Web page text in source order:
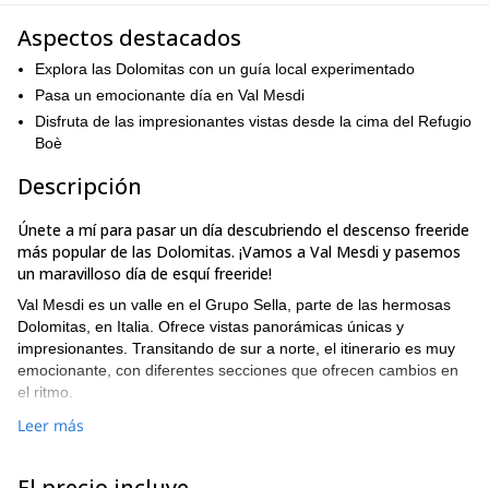
Aspectos destacados
Explora las Dolomitas con un guía local experimentado
Pasa un emocionante día en Val Mesdi
Disfruta de las impresionantes vistas desde la cima del Refugio
Boè
Descripción
Únete a mí para pasar un día descubriendo el descenso freeride
más popular de las Dolomitas. ¡Vamos a Val Mesdi y pasemos
un maravilloso día de esquí freeride!
Val Mesdi es un valle en el Grupo Sella, parte de las hermosas
Dolomitas, en Italia. Ofrece vistas panorámicas únicas y
impresionantes. Transitando de sur a norte, el itinerario es muy
emocionante, con diferentes secciones que ofrecen cambios en
el ritmo.
Para acceder a Val Mesdi, seguiremos el itinerario de la Sella
Leer más